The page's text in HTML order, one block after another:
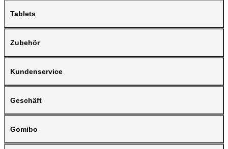
Tablets
Zubehör
Kundenservice
Geschäft
Gomibo